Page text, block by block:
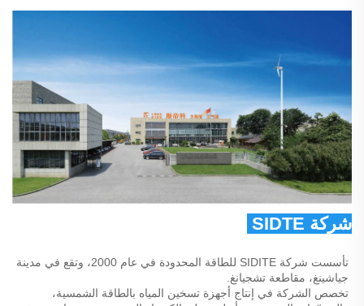
شركة SIDTE للطاقة المحدودة
جياشينغ، مقاطعة تشجيانغ.